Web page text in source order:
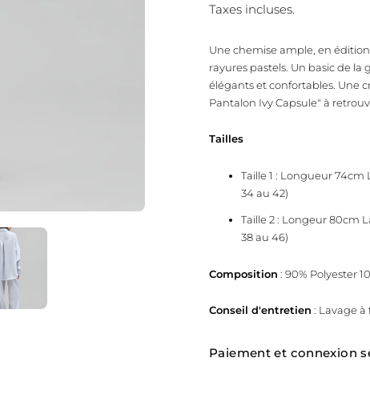
Taxes incluses.
Une chemise ample, en
rayures pastels. Un basic de
élégants et confortables. Une
Pantalon Ivy Capsule" à
Tailles
Taille 1 : Longueur 74cm
34 au 42)
Taille 2 : Longeur 80cm
38 au 46)
Composition : 90% Polyester
Conseil d'entretien : Lavage à
Paiement et connexion